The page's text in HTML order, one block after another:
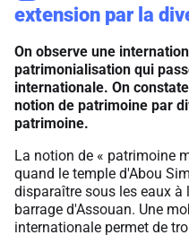
extension par la
On observe une
patrimonialisation qui
internationale. On
notion de patrimoine par
patrimoine.
La notion de « patrimoine
quand le temple d'Abou
disparaître sous les eaux
barrage d'Assouan. Une
internationale permet de